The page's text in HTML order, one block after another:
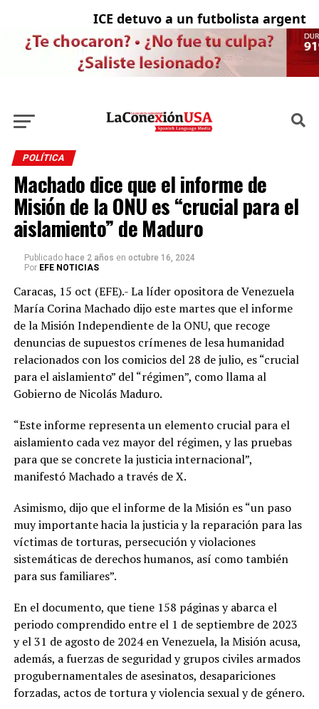
ICE detuvo a un futbolista
POLÍTICA
Machado dice que el informe de
Misión de la ONU es “crucial para el
aislamiento” de Maduro
Publicado hace 2 años en octubre 16, 2024
Por EFE NOTICIAS
Caracas, 15 oct (EFE).- La líder opositora de Venezuela
María Corina Machado dijo este martes que el informe
de la Misión Independiente de la ONU, que recoge
denuncias de supuestos crímenes de lesa humanidad
relacionados con los comicios del 28 de julio, es “crucial
para el aislamiento” del “régimen”, como llama al
Gobierno de Nicolás Maduro.
“Este informe representa un elemento crucial para el
aislamiento cada vez mayor del régimen, y las pruebas
para que se concrete la justicia internacional”,
manifestó Machado a través de X.
Asimismo, dijo que el informe de la Misión es “un paso
muy importante hacia la justicia y la reparación para las
víctimas de torturas, persecución y violaciones
sistemáticas de derechos humanos, así como también
para sus familiares”.
En el documento, que tiene 158 páginas y abarca el
periodo comprendido entre el 1 de septiembre de 2023
y el 31 de agosto de 2024 en Venezuela, la Misión acusa,
además, a fuerzas de seguridad y grupos civiles armados
progubernamentales de asesinatos, desapariciones
forzadas, actos de tortura y violencia sexual y de género.